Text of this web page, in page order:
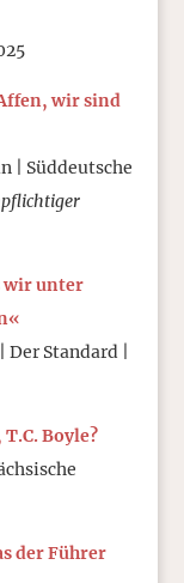
wir sind
| Süddeutsche
wir unter
Standard |
Boyle?
der Führer